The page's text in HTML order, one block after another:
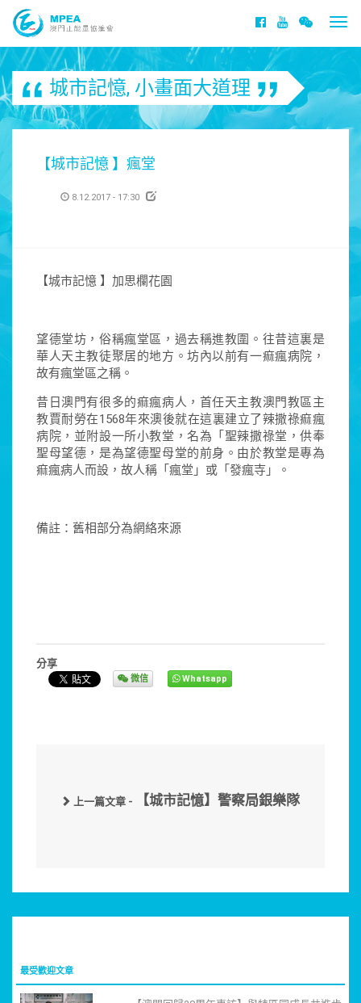
城市記憶, 小畫面大道理
【城市記憶 】瘋堂
8.12.2017 - 17:30
【城市記憶 】加思欄花園
望德堂坊，俗稱瘋堂區，過去稱進教圍。往昔這裏是
華人天主教徒聚居的地方。坊內以前有一痲瘋病院，
故有瘋堂區之稱。
昔日澳門有很多的痲瘋病人，首任天主教澳門教區主
教賈耐勞在1568年來澳後就在這裏建立了辣撒祿痲瘋
病院，並附設一所小教堂，名為「聖辣撒祿堂，供奉
聖母望德，是為望德聖母堂的前身。由於教堂是專為
痲瘋病人而設，故人稱「瘋堂」或「發瘋寺」。
備註：舊相部分為網絡來源
分享
微信 Whatsapp
上一篇文章 - 【城市記憶】警察局銀樂隊
最受歡迎文章